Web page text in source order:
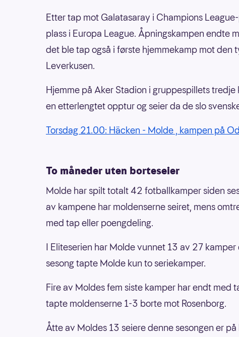
Etter tap mot Galatasaray i Champions
plass i Europa League. Åpningskampen endte
det ble tap også i første hjemmekamp mot den
Leverkusen.
Hjemme på Aker Stadion i gruppespillets
en etterlengtet opptur og seier da de slo
Torsdag 21.00: Häcken - Molde , kampen på
To måneder uten borteseier
Molde har spilt totalt 42 fotballkamper siden
av kampene har moldenserne seiret, mens
med tap eller poengdeling.
I Eliteserien har Molde vunnet 13 av 27
sesong tapte Molde kun to seriekamper.
Fire av Moldes fem siste kamper har endt med
tapte moldenserne 1-3 borte mot Rosenborg.
Åtte av Moldes 13 seiere denne sesongen er